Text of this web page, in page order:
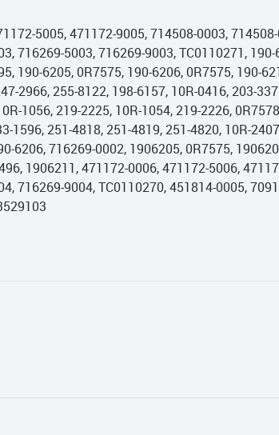
5005, 471172-9005, 714508-0003,
716269-5003, 716269-9003, TC0110271,
190-6205, 0R7575, 190-6206, 0R7575, 190-
2966, 255-8122, 198-6157, 10R-0416, 203-
1056, 219-2225, 10R-1054, 219-2226,
251-4818, 251-4819, 251-4820, 10R-
6206, 716269-0002, 1906205, 0R7575,
1906211, 471172-0006, 471172-5006,
716269-9004, TC0110270, 451814-0005,